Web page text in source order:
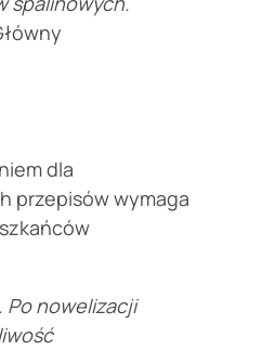
dla
przepisów wymaga
Po nowelizacji